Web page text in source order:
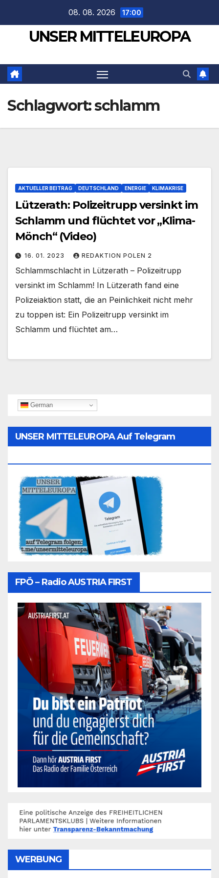
springen
08. 08. 2026 17:00
UNSER MITTELEUROPA
Schlagwort:schlamm
AKTUELLER BEITRAG DEUTSCHLAND ENERGIE KLIMAKRISE
Lützerath: Polizeitrupp versinkt im
Schlamm und flüchtet vor „Klima-
Mönch“ (Video)
16. 01. 2023 REDAKTION POLEN 2
Schlammschlacht in Lützerath – Polizeitrupp
versinkt im Schlamm! In Lützerath fand eine
Polizeiaktion statt, die an Peinlichkeit nicht mehr
zu toppen ist: Ein Polizeitrupp versinkt im
Schlamm und flüchtet am…
German
UNSER MITTELEUROPA Auf Telegram
FPÖ – Radio AUSTRIA FIRST
WERBUNG